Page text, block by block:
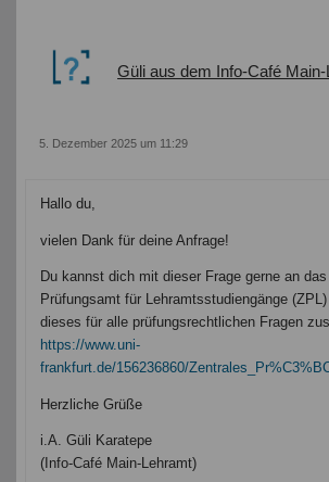
Güli aus dem Info-Café
5. Dezember 2025 um 11:29
Hallo du,
vielen Dank für deine Anfrage!
Du kannst dich mit dieser Frage gerne an
Prüfungsamt für Lehramtsstudiengänge
dieses für alle prüfungsrechtlichen Fragen
https://www.uni-
frankfurt.de/156236860/
Herzliche Grüße
i.A. Güli Karatepe
(Info-Café Main-Lehramt)